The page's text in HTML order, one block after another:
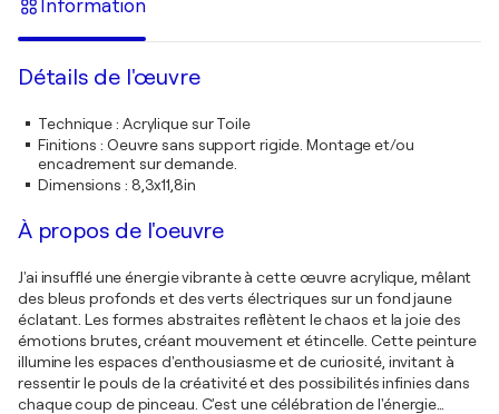
Information
Détails de l'œuvre
Technique: Acrylique sur Toile
Finitions : Oeuvre sans support rigide. Montage et/ou
encadrement sur demande.
Dimensions : 8,3x11,8in
À propos de l'oeuvre
J'ai insufflé une énergie vibrante à cette œuvre acrylique, mêlant
des bleus profonds et des verts électriques sur un fond jaune
éclatant. Les formes abstraites reflètent le chaos et la joie des
émotions brutes, créant mouvement et étincelle. Cette peinture
illumine les espaces d'enthousiasme et de curiosité, invitant à
ressentir le pouls de la créativité et des possibilités infinies dans
chaque coup de pinceau. C'est une célébration de l'énergie